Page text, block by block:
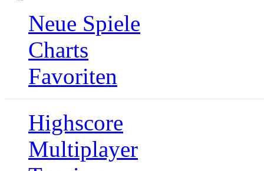
Neue Spiele
Charts
Favoriten
Highscore
Multiplayer